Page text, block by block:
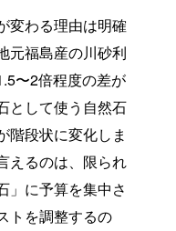
変わる理由は明確
元福島産の川砂利
〜2倍程度の差が
として使う自然石
階段状に変化しま
えるのは、限られ
」に予算を集中さ
トを調整するの